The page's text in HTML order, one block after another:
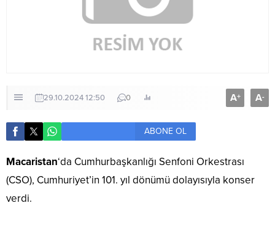
29.10.2024 12:50 0 A+ A-
ABONE OL
Macaristan‘da Cumhurbaşkanlığı Senfoni Orkestrası
(CSO), Cumhuriyet’in 101. yıl dönümü dolayısıyla konser
verdi.